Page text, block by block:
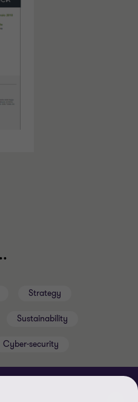
Strategy
Sustainability
Cyber-security